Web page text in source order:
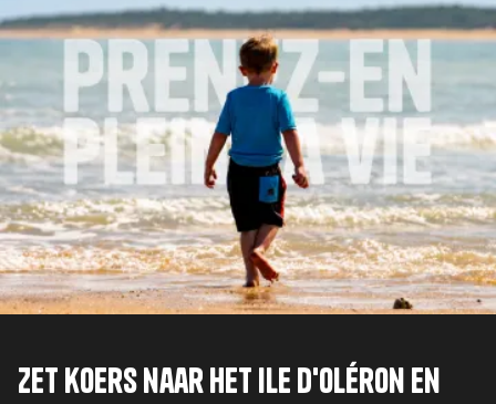
Zet koers naar het Ile d'Oléron en